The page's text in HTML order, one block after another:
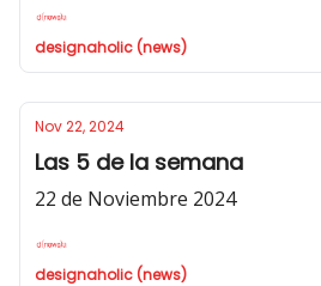
designaholic (news)
Nov 22, 2024
Las 5 de la semana
22 de Noviembre 2024
designaholic (news)